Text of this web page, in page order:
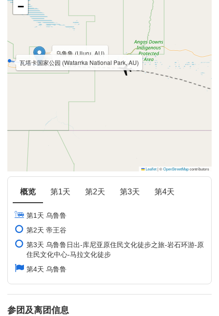
乌鲁鲁 (Uluru, AU)
瓦塔卡国家公园 (Watarrka National Park, AU)
−
Leaflet|©OpenStreetMapcontributors
概览 第1天 第2天 第3天 第4天
第1天 乌鲁鲁
第2天 帝王谷
第3天 乌鲁鲁日出-库尼亚原住民文化徒步之旅-岩石环游-原
住民文化中心-马拉文化徒步
第4天 乌鲁鲁
参团及离团信息